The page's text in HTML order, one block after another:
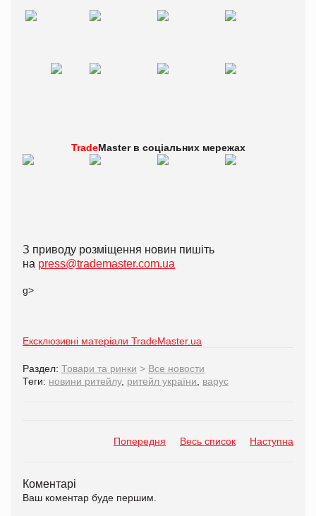
TradeMaster в соціальних мережах
З приводу розміщення новин пишіть
на press@trademaster.com.ua
g>
Ексклюзивні матеріали TradeMaster.ua
Раздел: Товари та ринки > Все новости
Теги: новини ритейлу, ритейл україни варус
Попередня Весь список Наступна
Коментарі
Ваш коментар буде першим.